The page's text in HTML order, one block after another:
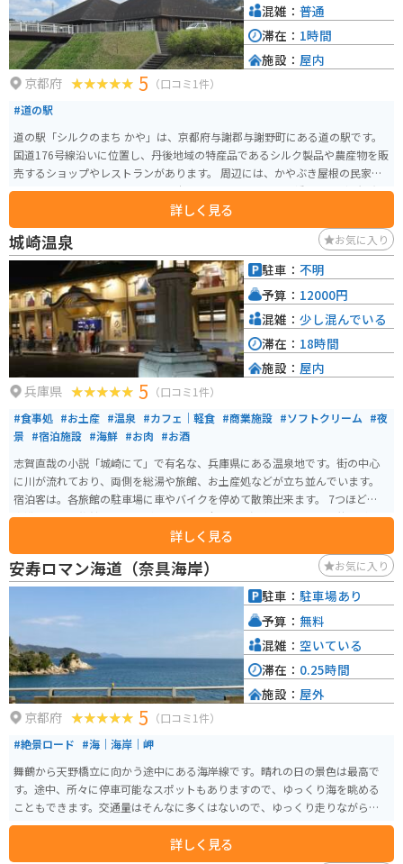
分が住居となっている建物のことで、伊根湾沿いに約230軒が立ち並んでいま
す。 伊根町を訪れたら、ぜひ舟屋群を間近で見てみましょう。 遊覧船に乗れ
ば、海上から舟屋を見上げることもできます。 また、伊根町は、ブリやイカ
などの新鮮な魚介類が有名です。 道の駅のレストランや、町内の飲食店で、
ぜひ味わってみてください。
京都府 5 （口コミ1件）
#道の駅
道の駅「シルクのまち かや」は、京都府与謝郡与謝野町にある道の駅です。
国道176号線沿いに位置し、丹後地域の特産品であるシルク製品や農産物を販
売するショップやレストランがあります。 周辺には、かやぶき屋根の民家が
建ち並ぶ「かやぶきの里」や、日本三景の一つである「天橋立」など、観光
スポットも充実しています。バイクで訪れる場合、道の駅から「経ヶ岳」へ
のワインディングロードは景色も良くおすすめです。 丹後地方は、新鮮な魚
介類も有名なので、海鮮丼などのグルメも楽しめます。また、シルク製品以
外のお土産として、地元産の野菜や果物も人気です。
詳しく見る
混雑： 普通
滞在： 1時間
施設： 屋内
城崎温泉 お気に入り
兵庫県 5 （口コミ1件）
#食事処 #お土産 #温泉 #カフェ｜軽食 #商業施設 #ソフトクリーム #夜
景 #宿泊施設 #海鮮 #お肉 #お酒
志賀直哉の小説「城崎にて」で有名な、兵庫県にある温泉地です。街の中心
に川が流れており、両側を総湯や旅館、お土産処などが立ち並んでいます。
宿泊客は。各旅館の駐車場に車やバイクを停めて散策出来ます。 7つほどの公
衆浴場の他、旅館のお風呂があります。全体的に温泉は熱めです。昔ながらの
温泉地の風情かありつつ、モダンでお洒落なカフェなどもあります。
詳しく見る
駐車： 不明
予算： 12000円
混雑： 少し混んでいる
滞在： 18時間
施設： 屋内
安寿ロマン海道（奈具海岸） お気に入り
京都府 5 （口コミ1件）
#絶景ロード #海｜海岸｜岬
舞鶴から天野橋立に向かう途中にある海岸線です。晴れの日の景色は最高で
す。途中、所々に停車可能なスポットもありますので、ゆっくり海を眺める
こともできます。交通量はそんなに多くはないので、ゆっくり走りながら眺
めることもできます。
詳しく見る
駐車： 駐車場あり
予算： 無料
混雑： 空いている
滞在： 0.25時間
施設： 屋外